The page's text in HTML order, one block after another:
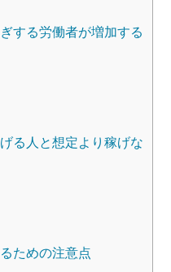
する労働者が増加する
る人と想定より稼げな
ための注意点